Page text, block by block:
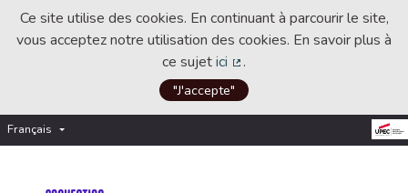
Ce site utilise des cookies. En continuant à parcourir le site,
vous acceptez notre utilisation des cookies. En savoir plus à
ce sujetici
(Lien externe)
.
"J'accepte"
Français Choisir la langue